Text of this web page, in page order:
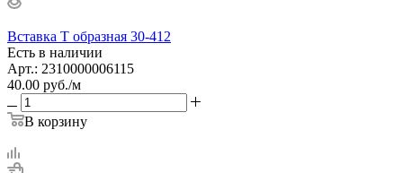
Вставка Т образная 30-412
Есть в наличии
Арт.: 2310000006115
40.00 руб./м
В корзину